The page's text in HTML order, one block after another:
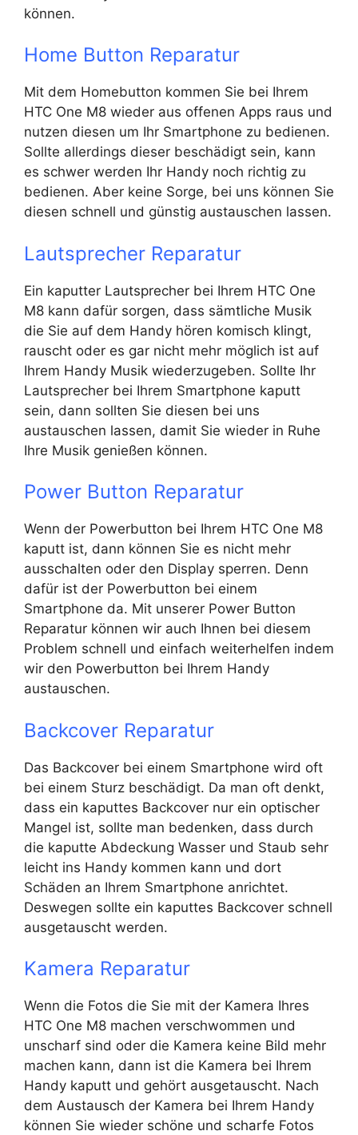
können.
Home Button Reparatur
Mit dem Homebutton kommen Sie bei Ihrem
HTC One M8 wieder aus offenen Apps raus und
nutzen diesen um Ihr Smartphone zu bedienen.
Sollte allerdings dieser beschädigt sein, kann
es schwer werden Ihr Handy noch richtig zu
bedienen. Aber keine Sorge, bei uns können Sie
diesen schnell und günstig austauschen lassen.
Lautsprecher Reparatur
Ein kaputter Lautsprecher bei Ihrem HTC One
M8 kann dafür sorgen, dass sämtliche Musik
die Sie auf dem Handy hören komisch klingt,
rauscht oder es gar nicht mehr möglich ist auf
Ihrem Handy Musik wiederzugeben. Sollte Ihr
Lautsprecher bei Ihrem Smartphone kaputt
sein, dann sollten Sie diesen bei uns
austauschen lassen, damit Sie wieder in Ruhe
Ihre Musik genießen können.
Power Button Reparatur
Wenn der Powerbutton bei Ihrem HTC One M8
kaputt ist, dann können Sie es nicht mehr
ausschalten oder den Display sperren. Denn
dafür ist der Powerbutton bei einem
Smartphone da. Mit unserer Power Button
Reparatur können wir auch Ihnen bei diesem
Problem schnell und einfach weiterhelfen indem
wir den Powerbutton bei Ihrem Handy
austauschen.
Backcover Reparatur
Das Backcover bei einem Smartphone wird oft
bei einem Sturz beschädigt. Da man oft denkt,
dass ein kaputtes Backcover nur ein optischer
Mangel ist, sollte man bedenken, dass durch
die kaputte Abdeckung Wasser und Staub sehr
leicht ins Handy kommen kann und dort
Schäden an Ihrem Smartphone anrichtet.
Deswegen sollte ein kaputtes Backcover schnell
ausgetauscht werden.
Kamera Reparatur
Wenn die Fotos die Sie mit der Kamera Ihres
HTC One M8 machen verschwommen und
unscharf sind oder die Kamera keine Bild mehr
machen kann, dann ist die Kamera bei Ihrem
Handy kaputt und gehört ausgetauscht. Nach
dem Austausch der Kamera bei Ihrem Handy
können Sie wieder schöne und scharfe Fotos